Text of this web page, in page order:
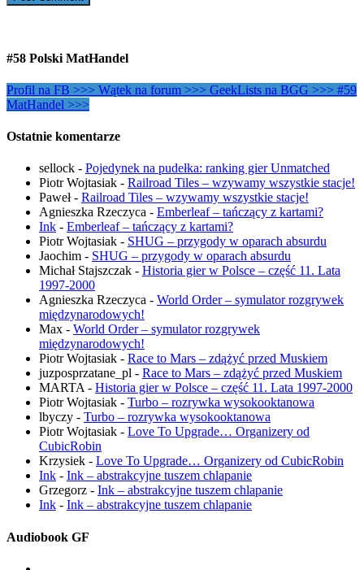
#58 Polski MatHandel
Profil na FB >>> Wątek na forum >>> GeekLists na BGG >>> #59
MatHandel >>>
Ostatnie komentarze
sellock - Pojedynek na pudełka: ranking gier Unmatched
Piotr Wojtasiak - Railroad Tiles – wzywamy wszystkie stacje!
Paweł- Railroad Tiles – wzywamy wszystkie stacje!
Agnieszka Rzeczyca - Emberleaf – tańczący z kartami?
Ink - Emberleaf – tańczący z kartami?
Piotr Wojtasiak - SHUG – przygody w oparach absurdu
Jaochim - SHUG – przygody w oparach absurdu
Michał Stajszczak - Historia gier w Polsce – część 11. Lata
1997-2000
Agnieszka Rzeczyca - World Order – symulator rozgrywek
międzynarodowych!
Max - World Order – symulator rozgrywek
międzynarodowych!
Piotr Wojtasiak - Race to Mars – zdążyć przed Muskiem
juzposprzatane_pl - Race to Mars – zdążyć przed Muskiem
MARTA - Historia gier w Polsce – część 11. Lata 1997-2000
Piotr Wojtasiak - Turbo – rozrywka wysokooktanowa
lbyczy - Turbo – rozrywka wysokooktanowa
Piotr Wojtasiak - Love To Upgrade… Organizery od
CubicRobin
Krzysiek - Love To Upgrade… Organizery od CubicRobin
Ink - Ink – abstrakcyjne tuszem chlapanie
Grzegorz - Ink – abstrakcyjne tuszem chlapanie
Ink - Ink – abstrakcyjne tuszem chlapanie
Audiobook GF